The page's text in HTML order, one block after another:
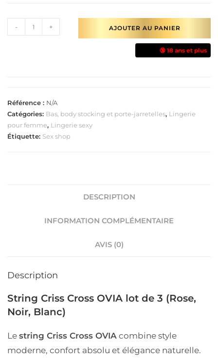
- + AJOUTER AU PANIER
🔞 18 ans et plus
Référence : N/A
Catégories: Bas, body stocking et porte-jarretelles, Lingerie
pour femme, Lingerie sexy
Étiquette: Sex shop
DESCRIPTION
INFORMATION COMPLÉMENTAIRE
AVIS (0)
Description
String Criss Cross OVIA lot de 3 (Rose,
Noir, Blanc)
Le string Criss Cross OVIA combine style
moderne, confort absolu et élégance naturelle.